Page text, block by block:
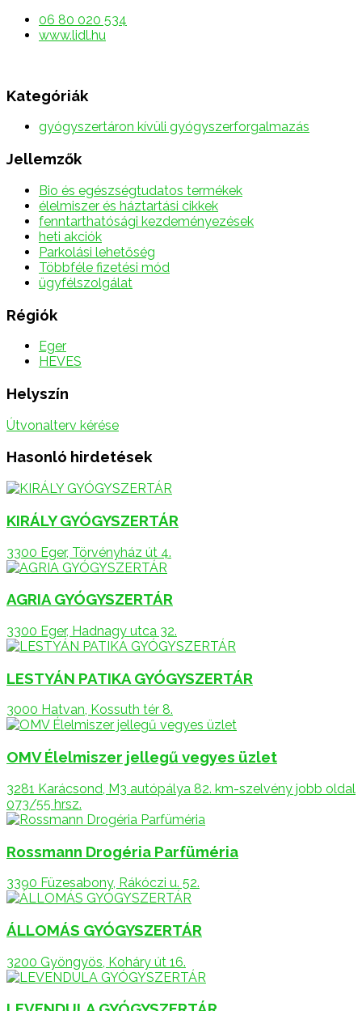
06 80 020 534
www.lidl.hu
Kategóriák
gyógyszertáron kívüli gyógyszerforgalmazás
Jellemzők
Bio és egészségtudatos termékek
élelmiszer és háztartási cikkek
fenntarthatósági kezdeményezések
heti akciók
Parkolási lehetőség
Többféle fizetési mód
ügyfélszolgálat
Régiók
Eger
HEVES
Helyszín
Útvonalterv kérése
Hasonló hirdetések
KIRÁLY GYÓGYSZERTÁR
3300 Eger, Törvényház út 4.
AGRIA GYÓGYSZERTÁR
3300 Eger, Hadnagy utca 32.
LESTYÁN PATIKA GYÓGYSZERTÁR
3000 Hatvan, Kossuth tér 8.
OMV Élelmiszer jellegű vegyes üzlet
3281 Karácsond, M3 autópálya 82. km-szelvény jobb oldal
073/55 hrsz.
Rossmann Drogéria Parfüméria
3390 Füzesabony, Rákóczi u. 52.
ÁLLOMÁS GYÓGYSZERTÁR
3200 Gyöngyös, Koháry út 16.